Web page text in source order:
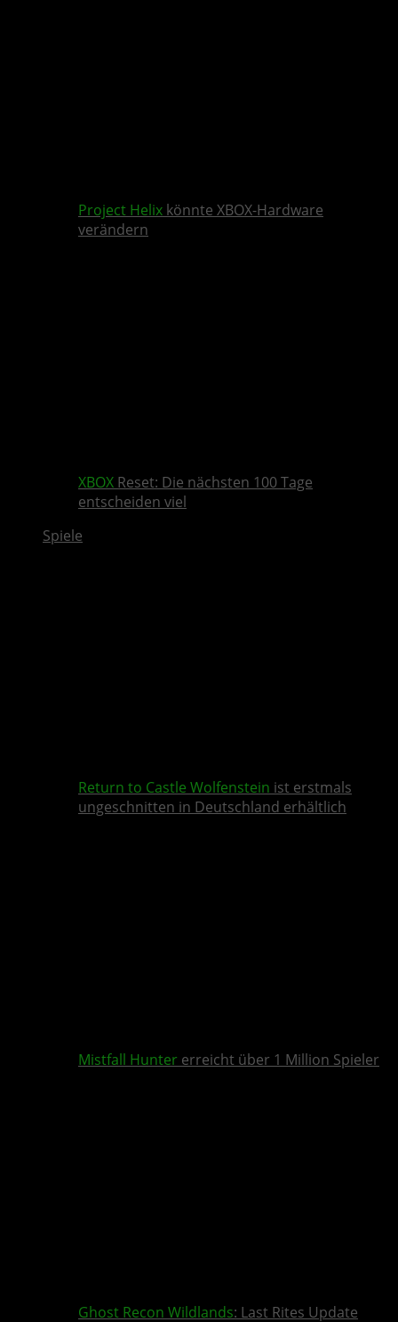
Project Helix könnte XBOX-Hardware
verändern
XBOX Reset: Die nächsten 100 Tage
entscheiden viel
Spiele
Return to Castle Wolfenstein ist erstmals
ungeschnitten in Deutschland erhältlich
Mistfall Hunter erreicht über 1 Million Spieler
Ghost Recon Wildlands: Last Rites Update